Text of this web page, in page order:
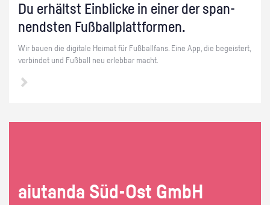
Du er­hältst Ein­bli­cke in einer der span­
nends­ten Fuß­ball­platt­for­men.
Wir bauen die di­gi­ta­le Hei­mat für Fuß­ball­fans. Eine App, die be­geis­tert,
ver­bin­det und Fuß­ball neu er­leb­bar macht.
ai­utan­da Süd-Ost GmbH